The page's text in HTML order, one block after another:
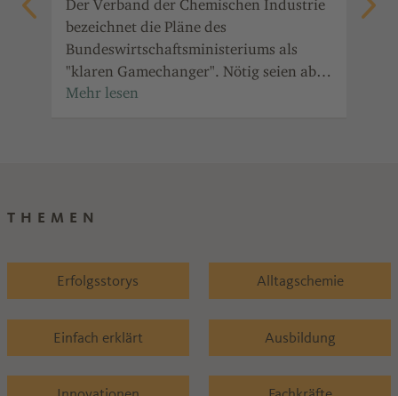
Der Verband der Chemischen Industrie
bezeichnet die Pläne des
Bundeswirtschaftsministeriums als
"klaren Gamechanger". Nötig seien aber
Nachbesserungen für den Mittelstand.
THEMEN
Erfolgsstorys Alltagschemie
Einfach erklärt Ausbildung